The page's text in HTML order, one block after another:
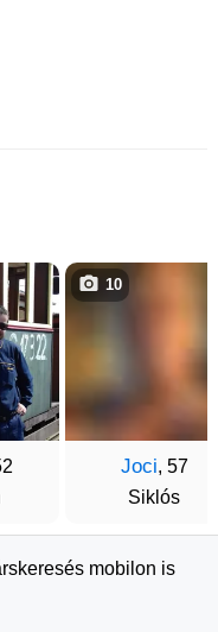
Joci, 57
Siklós
10
mobilon is